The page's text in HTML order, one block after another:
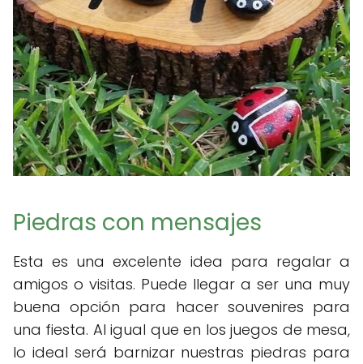
Piedras con mensajes
Esta es una excelente idea para regalar a
amigos o visitas. Puede llegar a ser una muy
buena opción para hacer souvenires para
una fiesta. Al igual que en los juegos de mesa,
lo ideal será barnizar nuestras piedras para